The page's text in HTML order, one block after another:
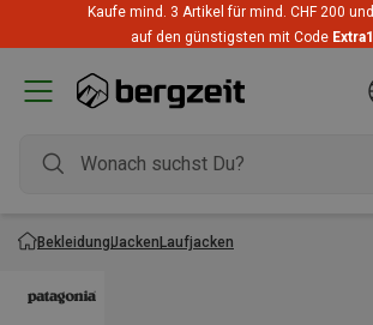
Kaufe mind. 3 Artikel für mind. CHF 200
auf den günstigsten mit Code
BekleidungJackenLaufjacken